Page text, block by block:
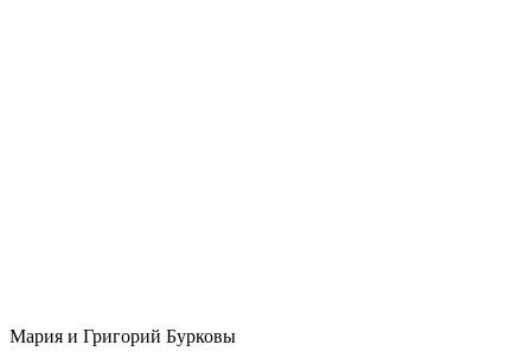
Мария и Григорий Бурковы